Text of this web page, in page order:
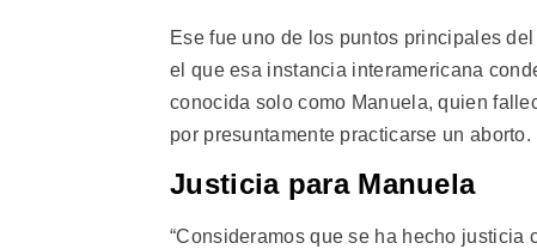
Ese fue uno de los puntos principales
el que esa instancia interamericana
conocida solo como Manuela, quien
por presuntamente practicarse un aborto.
Justicia para Manuela
“Consideramos que se ha hecho